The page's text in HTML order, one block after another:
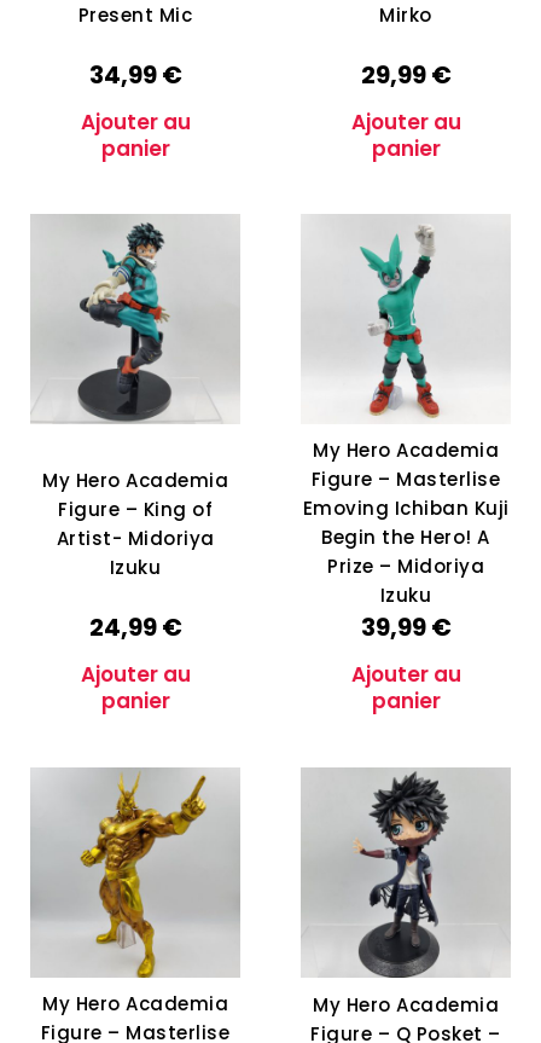
Present Mic
34,99€
Ajouter au
panier
Mirko
29,99€
Ajouter au
panier
My Hero Academia
Figure – King of
Artist- Midoriya
Izuku
24,99€
Ajouter au
panier
My Hero Academia
Figure – Masterlise
Emoving Ichiban Kuji
Begin the Hero! A
Prize – Midoriya
Izuku
39,99€
Ajouter au
panier
My Hero Academia
Figure – Masterlise
My Hero Academia
Figure – Q Posket –